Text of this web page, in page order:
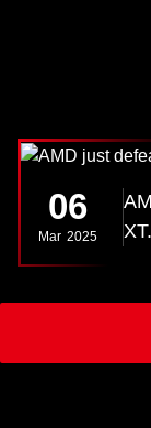
06
Mar 2025
XT.